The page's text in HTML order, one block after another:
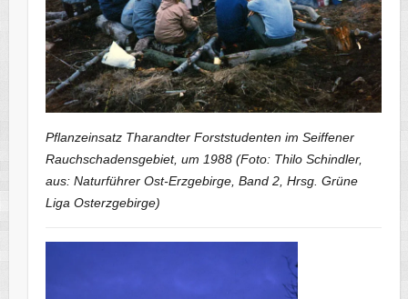
Pflanzeinsatz Tharandter Forststudenten im Seiffener
Rauchschadensgebiet, um 1988 (Foto: Thilo Schindler,
aus: Naturführer Ost-Erzgebirge, Band 2, Hrsg. Grüne
Liga Osterzgebirge)